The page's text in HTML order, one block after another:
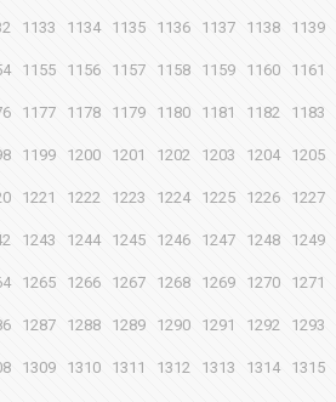
1133 1134 1135 1136 1137 1138 1139
1155 1156 1157 1158 1159 1160 1161
1177 1178 1179 1180 1181 1182 1183
1199 1200 1201 1202 1203 1204 1205
1221 1222 1223 1224 1225 1226 1227
1243 1244 1245 1246 1247 1248 1249
1265 1266 1267 1268 1269 1270 1271
1287 1288 1289 1290 1291 1292 1293
1309 1310 1311 1312 1313 1314 1315